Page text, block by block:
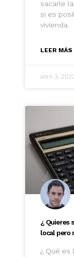
sacarle
si es
vivienda.
LEER MÁS
abril 3,
¿ Quieres
local pero
¿ Qué es